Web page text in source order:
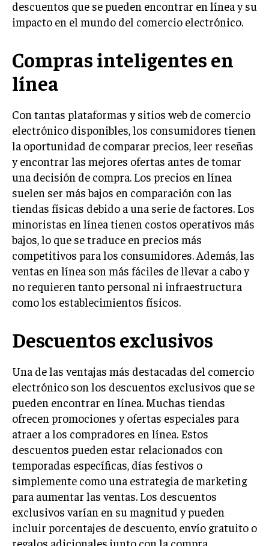
descuentos que se pueden encontrar en línea y su
impacto en el mundo del comercio electrónico.
Compras inteligentes en
línea
Con tantas plataformas y sitios web de comercio
electrónico disponibles, los consumidores tienen
la oportunidad de comparar precios, leer reseñas
y encontrar las mejores ofertas antes de tomar
una decisión de compra. Los precios en línea
suelen ser más bajos en comparación con las
tiendas físicas debido a una serie de factores. Los
minoristas en línea tienen costos operativos más
bajos, lo que se traduce en precios más
competitivos para los consumidores. Además, las
ventas en línea son más fáciles de llevar a cabo y
no requieren tanto personal ni infraestructura
como los establecimientos físicos.
Descuentos exclusivos
Una de las ventajas más destacadas del comercio
electrónico son los descuentos exclusivos que se
pueden encontrar en línea. Muchas tiendas
ofrecen promociones y ofertas especiales para
atraer a los compradores en línea. Estos
descuentos pueden estar relacionados con
temporadas específicas, días festivos o
simplemente como una estrategia de marketing
para aumentar las ventas. Los descuentos
exclusivos varían en su magnitud y pueden
incluir porcentajes de descuento, envío gratuito o
regalos adicionales junto con la compra.